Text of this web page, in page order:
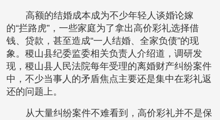
高额的结婚成本成为不少年轻人谈婚论嫁
的“拦路虎”，一些家庭为了拿出高价彩礼选择借
钱、贷款，甚至造成“一人结婚、全家负债”的现
象。稷山县纪委监委相关负责人介绍道，调研发
现，稷山县人民法院每年受理的离婚财产纠纷案件
中，不少当事人的矛盾焦点主要还是集中在彩礼返
还的问题上。
从大量纠纷案件不难看到，高价彩礼并不是保